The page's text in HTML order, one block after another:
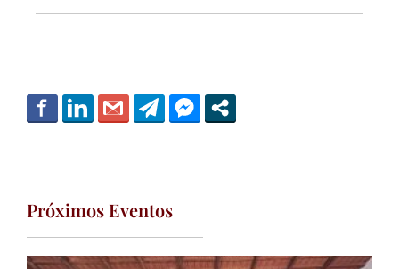
Próximos Eventos